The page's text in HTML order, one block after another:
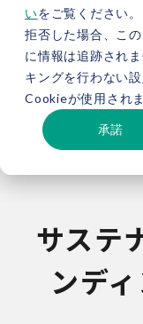
いをご覧ください。
拒否した場合、こ
に情報は追跡され
キングを行わない
Cookieが使用されま
承諾
TOP お役立ち情報
サステ
ンデ